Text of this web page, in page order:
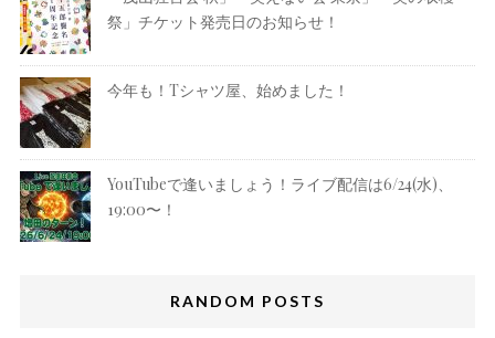
祭」チケット発売日のお知らせ！
今年も！Tシャツ屋、始めました！
YouTubeで逢いましょう！ライブ配信は6/24(水)、
19:00〜！
RANDOM POSTS